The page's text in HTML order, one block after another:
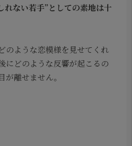
れない若手”としての素地は十
のような恋模様を見せてくれ
にどのような反響が起こるの
が離せません。